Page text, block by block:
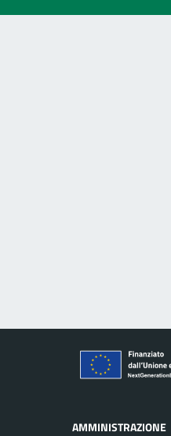
AMMINISTRAZIONE